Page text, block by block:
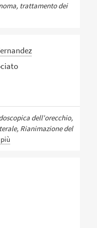
trattamento dei
dell'orecchio,
Rianimazione del